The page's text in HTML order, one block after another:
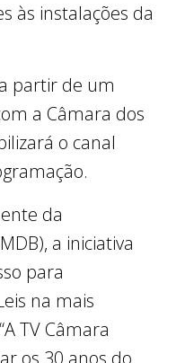
às instalações da
partir de um
a Câmara dos
o canal
da
a iniciativa
para
na mais
TV Câmara